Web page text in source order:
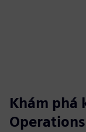
Khám phá